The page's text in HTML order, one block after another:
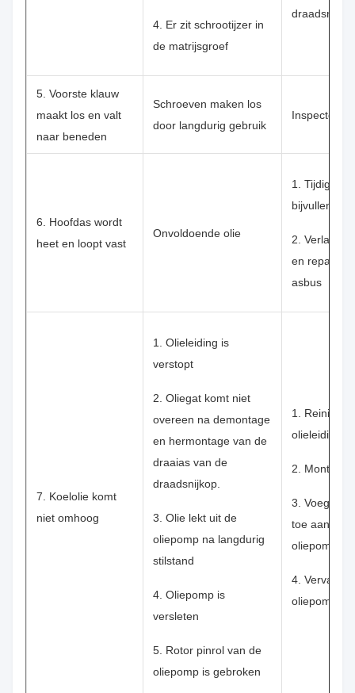
4. Er zit schrootijzer in
de matrijsgroef
5. Voorste klauw
maakt los en valt
naar beneden
Schroeven maken los
door langdurig gebruik
Inspecteer
6. Hoofdas wordt
heet en loopt vast
Onvoldoende olie
1. Tijdig olie
bijvullen
2. Verlaat
en repareer
asbus
7. Koelolie komt
niet omhoog
1. Olieleiding is
verstopt
2. Oliegat komt niet
overeen na demontage
en hermontage van de
draaias van de
draadsnijkop.
3. Olie lekt uit de
oliepomp na langdurig
stilstand
4. Oliepomp is
versleten
5. Rotor pinrol van de
oliepomp is gebroken
1. Reinig de
olieleiding
2. Monteer
3. Voeg wat
toe aan de
oliepomp
4. Vervang
oliepomp